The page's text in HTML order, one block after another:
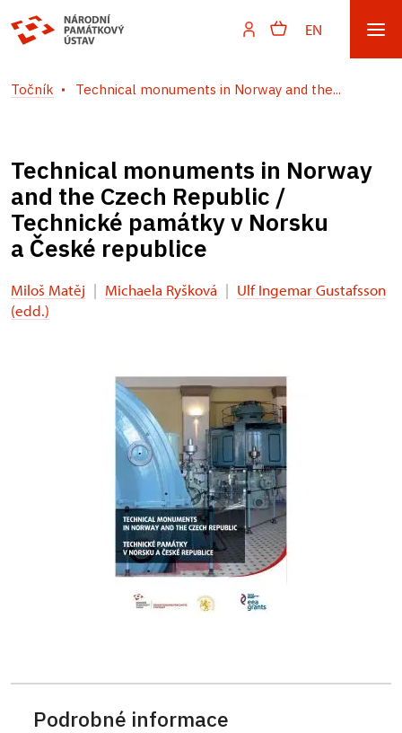
EN
Točník Technical monuments in Norway and the...
Technical monuments in Norway
and the Czech Republic /
Technické památky v Norsku
a České republice
Miloš Matěj | Michaela Ryšková | Ulf Ingemar Gustafsson
(edd.)
Podrobné informace